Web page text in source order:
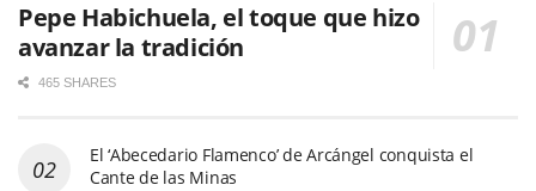
Pepe Habichuela, el toque que hizo
avanzar la tradición
465 SHARES
El ‘Abecedario Flamenco’ de Arcángel conquista el
Cante de las Minas